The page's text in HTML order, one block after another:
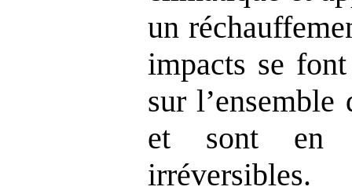
un
impacts se
sur l’ensemble
et sont en
irréversibles.